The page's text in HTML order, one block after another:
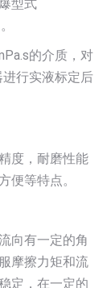
型式
的介质，对
行实液标定后
度，耐磨性能
便等特点。
向有一定的角
摩擦力矩和流
定，在一定的